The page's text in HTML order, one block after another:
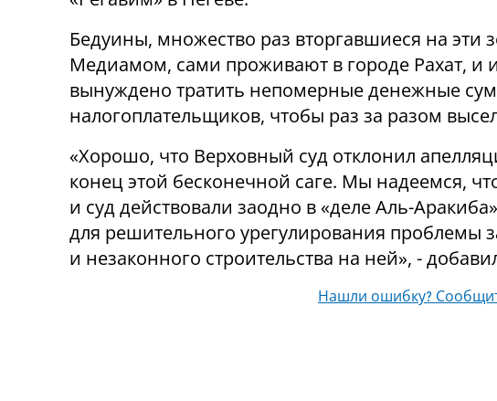
Бедуины, множество раз вторгавшиеся на эти
Медиамом, сами проживают в городе Рахат, и
вынуждено тратить непомерные денежные
налогоплательщиков, чтобы раз за разом
«Хорошо, что Верховный суд отклонил
конец этой бесконечной саге. Мы надеемся,
и суд действовали заодно в «деле Аль-
для решительного урегулирования проблемы
и незаконного строительства на ней», -
Нашли ошибку?